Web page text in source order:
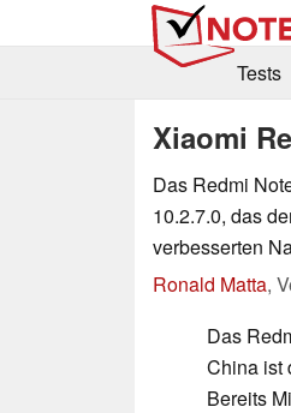
Tests
Xiaomi
Das Redmi
10.2.7.0, das
verbesserten
Ronald Matta,
Das
China ist
Bereits